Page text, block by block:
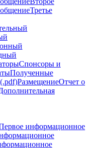
Третье
Спонсоры и
Полученные
РазмещениеОтчет о
информационное